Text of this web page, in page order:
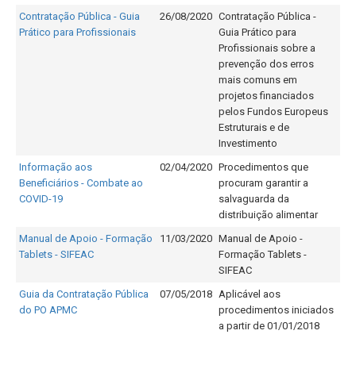
Contratação Pública - Guia
Prático para Profissionais
26/08/2020 Contratação Pública -
Guia Prático para
Profissionais sobre a
prevenção dos erros
mais comuns em
projetos financiados
pelos Fundos Europeus
Estruturais e de
Investimento
Informação aos
Beneficiários - Combate ao
COVID-19
02/04/2020 Procedimentos que
procuram garantir a
salvaguarda da
distribuição alimentar
Manual de Apoio - Formação
Tablets - SIFEAC
11/03/2020 Manual de Apoio -
Formação Tablets -
SIFEAC
Guia da Contratação Pública
do PO APMC
07/05/2018 Aplicável aos
procedimentos iniciados
a partir de 01/01/2018